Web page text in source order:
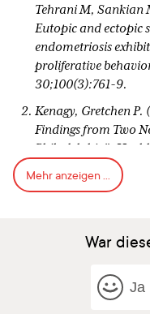
Tehrani M, Sankian
Eutopic and ectopic
endometriosis
proliferative
30;100(3):761-9.
Kenagy, Gretchen P.
Findings from Two
Philadelphia”.
Mehr anzeigen ...
War
Ja